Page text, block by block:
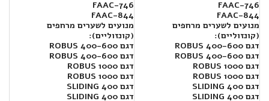
FAAC-746
FAAC-844
מנועים לשערים מרחפים
(קונזוליים):
דגם 400-600 ROBUS
דגם 400-600 ROBUS
דגם 1000 ROBUS
דגם 1000 ROBUS
דגם SLIDING 400
דגם SLIDING 400
FAAC-746
FAAC-844
מנועים לשערים מרחפים
(קונזוליים):
דגם 400-600 ROBUS
דגם 400-600 ROBUS
דגם 1000 ROBUS
דגם 1000 ROBUS
דגם SLIDING 400
דגם SLIDING 400